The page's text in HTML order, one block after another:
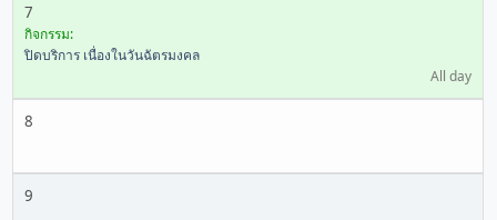
7
กิจกรรม:
ปิดบริการ เนื่องในวันฉัตรมงคล
All day
8
9